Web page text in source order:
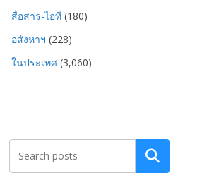
สื่อสาร-ไอที (180)
อสังหาฯ (228)
ในประเทศ (3,060)
Search